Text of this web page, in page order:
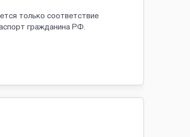
только соответствие
гражданина РФ.